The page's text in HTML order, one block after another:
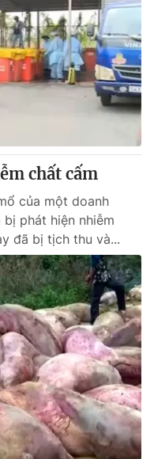
Nam
tử số 483/GP-BTTTT
Phạm Quốc Thắng,
355 932
897
chất cấm
của một doanh
phát hiện nhiễm
đã bị tịch thu và...